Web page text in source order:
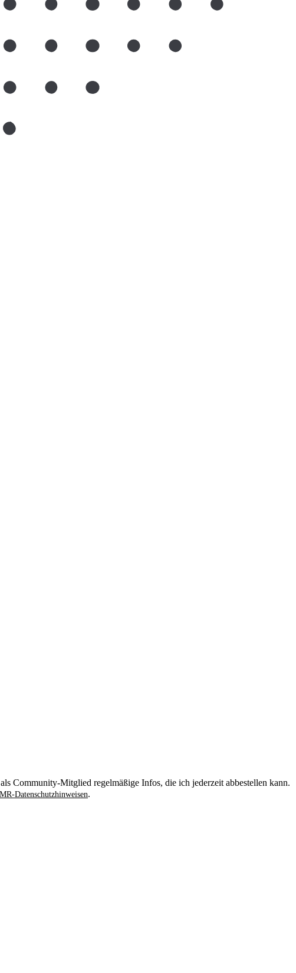
Community-Mitglied regelmäßige Infos, die ich jederzeit abbestellen kann.
Datenschutzhinweisen.